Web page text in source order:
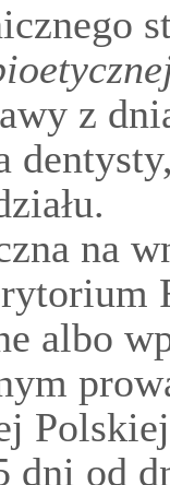
z
na
albo
dni od